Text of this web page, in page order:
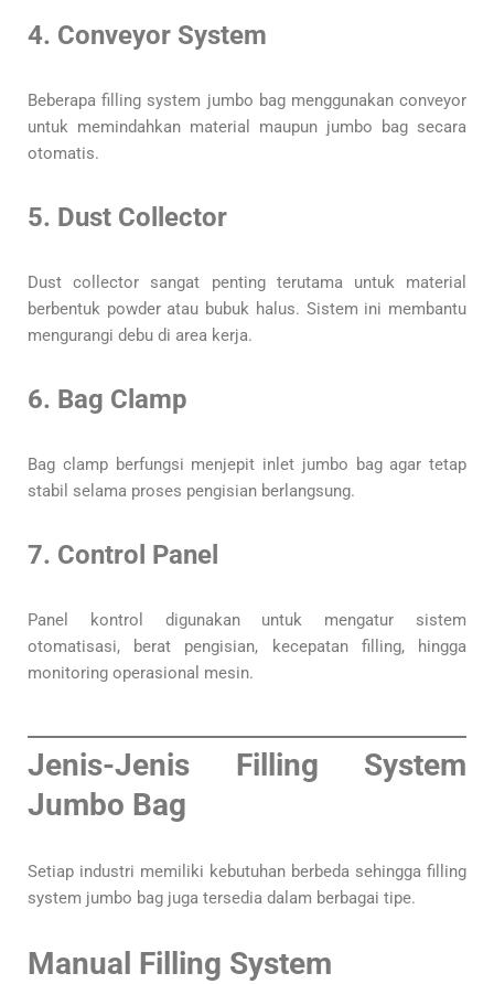
4. Conveyor System
Beberapa filling system jumbo bag menggunakan conveyor
untuk memindahkan material maupun jumbo bag secara
otomatis.
5. Dust Collector
Dust collector sangat penting terutama untuk material
berbentuk powder atau bubuk halus. Sistem ini membantu
mengurangi debu di area kerja.
6. Bag Clamp
Bag clamp berfungsi menjepit inlet jumbo bag agar tetap
stabil selama proses pengisian berlangsung.
7. Control Panel
Panel kontrol digunakan untuk mengatur sistem
otomatisasi, berat pengisian, kecepatan filling, hingga
monitoring operasional mesin.
Jenis-Jenis Filling System
Jumbo Bag
Setiap industri memiliki kebutuhan berbeda sehingga filling
system jumbo bag juga tersedia dalam berbagai tipe.
Manual Filling System